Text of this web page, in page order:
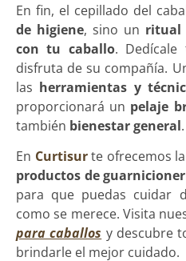
En fin, el cepillado del
de higiene, sino un ritual
con tu caballo. Dedícale
disfruta de su compañía.
las herramientas y
proporcionará un pelaje
también bienestar general.
En Curtisurte ofrecemos la
productos de
para que puedas cuidar
como se merece. Visita
para caballos y descubre
brindarle el mejor cuidado.